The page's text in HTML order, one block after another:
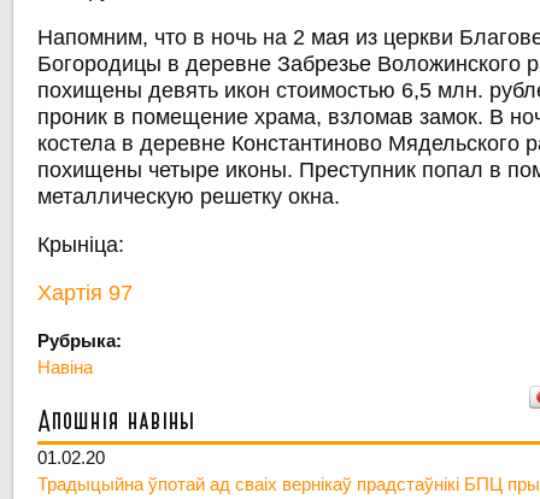
Напомним, что в ночь на 2 мая из церкви
Богородицы в деревне Забрезье Воложинского
похищены девять икон стоимостью 6,5 млн.
проник в помещение храма, взломав замок. В
костела в деревне Константиново Мядельского
похищены четыре иконы. Преступник попал в
металлическую решетку окна.
Крыніца:
Хартія 97
Рубрыка:
Навіна
Апошнія навіны
01.02.20
Традыцыйна ўпотай ад сваіх вернікаў прадстаўнікі БПЦ